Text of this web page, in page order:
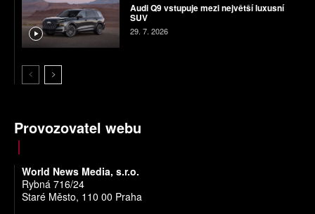
Audi Q9 vstupuje mezi největší luxusní
SUV
29. 7. 2026
Provozovatel webu
World News Media, s.r.o.
Rybná 716/24
Staré Město, 110 00 Praha